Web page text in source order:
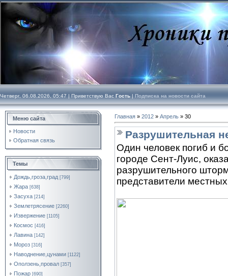
Четверг, 06.08.2026, 05:47 | Приветствую Вас Гость | Подписка на новости сайта
Меню сайта
Новости
Обратная связь
Темы
Дождь,гроза,град [799]
Жара [638]
Засуха [214]
Землетрясение [2260]
Извержение [1105]
Космос [416]
Лавина [142]
Мороз [316]
Наводнение,цунами [1122]
Оползень,провал [357]
Пожар [690]
Главная » 2012 » Апрель » 30
Разрушительная
Один человек погиб и
городе Сент-Луис,
разрушительного
представители